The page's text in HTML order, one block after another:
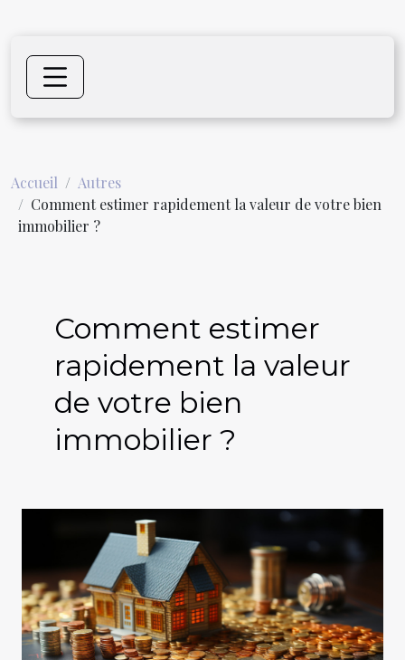
Accueil
Autres
Comment estimer rapidement la valeur de votre bien
immobilier ?
Comment estimer
rapidement la valeur
de votre bien
immobilier ?